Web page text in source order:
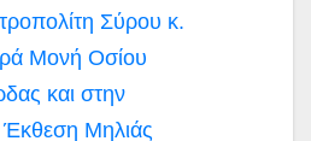
Σύρου κ.
Μονή Οσίου
και στην
Έκθεση Μηλιάς